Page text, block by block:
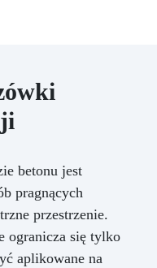
betonu jest
pragnących
przestrzenie.
ogranicza się tylko
aplikowane na